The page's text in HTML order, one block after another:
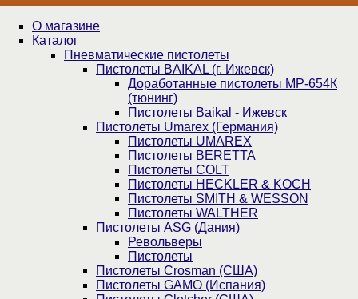
О магазине
Каталог
Пнев­ма­ти­чес­кие пистолеты
Пистолеты BAIKAL (г. Ижевск)
Доработанные пистолеты МР-654К
(тюнинг)
Пистолеты Baikal - Ижевск
Пистолеты Umarex (Германия)
Пистолеты UMAREX
Пистолеты BERETTA
Пистолеты COLT
Пистолеты HECKLER & KOCH
Пистолеты SMITH & WESSON
Пистолеты WALTHER
Пистолеты ASG (Дания)
Револьверы
Пистолеты
Пистолеты Crosman (США)
Пистолеты GAMO (Испания)